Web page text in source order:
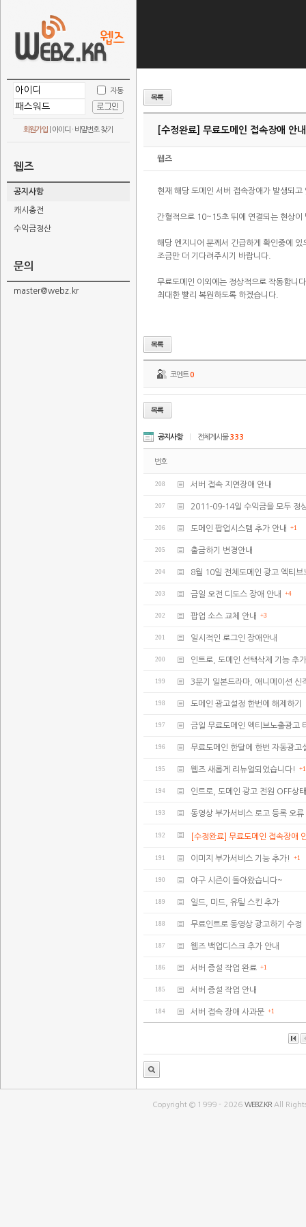
자동
회원가입 아이디 · 비밀번호 찾기
웹즈
공지사항
캐시충전
수익금정산
문의
master@webz.kr
[수정완료] 무료도메인 접속장애 안내
웹즈
현재 해당 도메인 서버 접속장애가 발생되고
간혈적으로 10~15초 뒤에 연결되는 현상이
해당 엔지니어 분께서 긴급하게 확인중에 있
조금만 더 기다려주시기 바랍니다.
무료도메인 이외에는 정상적으로 작동합니
최대한 빨리 복원하도록 하겠습니다.
코멘트0
공지사항 전체게시물333
번호
208 서버 접속 지연장애 안내
207 2011-09-14일 수익금을 모두 정
206 도메인 팝업시스템 추가 안내 +1
205 출금하기 변경안내
204 8월 10일 전체도메인 광고 엑티
203 금일 오전 디도스 장애 안내 +4
202 팝업 소스 교체 안내 +3
201 일시적인 로그인 장애안내
200 인트로, 도메인 선택삭제 기능 추
199 3분기 일본드라마, 애니메이션 신
198 도메인 광고설정 한번에 해제하기
197 금일 무료도메인 엑티브노출광고
196 무료도메인 한달에 한번 자동광고
195 웹즈 새롭게 리뉴얼되었습니다! +1
194 인트로, 도메인 광고 전원 OFF상
193 동영상 부가서비스 로고 등록 오류
192 [수정완료] 무료도메인 접속장애
191 이미지 부가서비스 기능 추가! +1
190 야구 시즌이 돌아왔습니다~
189 일드, 미드, 유틸 스킨 추가
188 무료인트로 동영상 광고하기 수정
187 웹즈 백업디스크 추가 안내
186 서버 증설 작업 완료 +1
185 서버 증설 작업 안내
184 서버 접속 장애 사과문 +1
Copyright © 1999 - 2026WEBZ.KR All